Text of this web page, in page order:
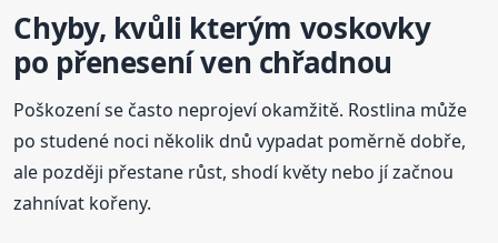
Chyby, kvůli kterým voskovky
po přenesení ven chřadnou
Poškození se často neprojeví okamžitě. Rostlina může
po studené noci několik dnů vypadat poměrně dobře,
ale později přestane růst, shodí květy nebo jí začnou
zahnívat kořeny.